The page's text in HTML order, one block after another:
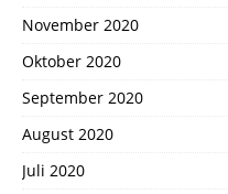
November 2020
Oktober 2020
September 2020
August 2020
Juli 2020